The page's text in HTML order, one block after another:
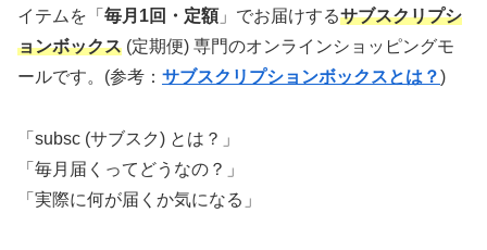
イテムを「 毎月1回・定額」でお届けするサブスクリプシ
ョンボックス (定期便) 専門のオンラインショッピングモ
ールです。(参考： サブスクリプションボックスとは？)
「subsc (サブスク) とは？」
「毎月届くってどうなの？」
「実際に何が届くか気になる」